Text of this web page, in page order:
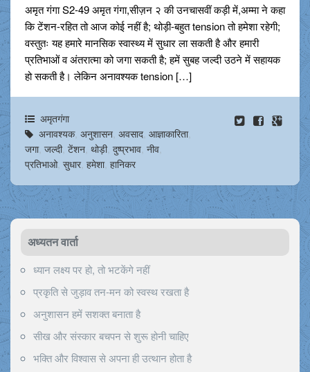
अमृत गंगा S2-49 अमृत गंगा,सीज़न २ की उनचासवीं कड़ी में,अम्मा ने कहा
कि टेंशन-रहित तो आज कोई नहीं है; थोड़ी-बहुत tension तो हमेशा रहेगी;
वस्तुतः यह हमारे मानसिक स्वास्थ्य में सुधार ला सकती है और हमारी
प्रतिभाओं व अंतरात्मा को जगा सकती है; हमें सुबह जल्दी उठने में सहायक
हो सकती है। लेकिन अनावश्यक tension […]
अमृतगंगा
अनावश्यक, अनुशासन, अवसाद, आज्ञाकारिता,
जगा, जल्दी, टेंशन, थोड़ी, दुष्प्रभाव, नीव,
प्रतिभाओ, सुधार, हमेशा, हानिकर
अध्यतन वार्ता
ध्यान लक्ष्य पर हो, तो भटकेंगे नहीं
प्रकृति से जुड़ाव तन-मन को स्वस्थ रखता है
अनुशासन हमें सशक्त बनाता है
सीख और संस्कार बचपन से शुरू होनी चाहिए
भक्ति और विश्वास से अपना ही उत्थान होता है